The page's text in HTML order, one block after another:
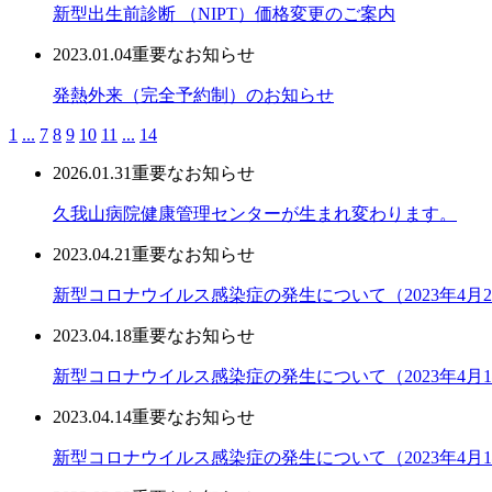
新型出生前診断 （NIPT）価格変更のご案内
2023.01.04重要なお知らせ
発熱外来（完全予約制）のお知らせ
1 ... 7 8 9 10 11 ... 14
2026.01.31重要なお知らせ
久我山病院健康管理センターが生まれ変わります。
2023.04.21重要なお知らせ
新型コロナウイルス感染症の発生について（2023年4月
2023.04.18重要なお知らせ
新型コロナウイルス感染症の発生について（2023年4月
2023.04.14重要なお知らせ
新型コロナウイルス感染症の発生について（2023年4月